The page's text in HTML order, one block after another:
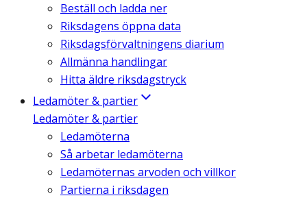
Beställ och ladda ner
Riksdagens öppna data
Riksdagsförvaltningens diarium
Allmänna handlingar
Hitta äldre riksdagstryck
Ledamöter & partier
Ledamöter & partier
Ledamöterna
Så arbetar ledamöterna
Ledamöternas arvoden och villkor
Partierna i riksdagen